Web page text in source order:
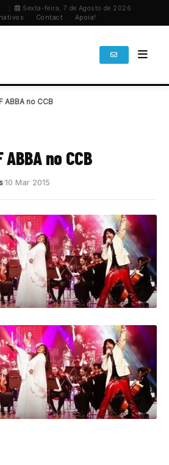
Sexta-feira, 7 de Agosto de 2026
Contact Apoia!
ABBA no CCB
ABBA no CCB
10 Mar 2015